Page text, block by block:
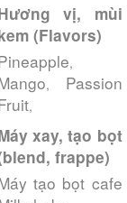
vị, mùi
(Flavors)
,
, Passion
,
xay, tạo bọt
frappe)
tạo bọt cafe